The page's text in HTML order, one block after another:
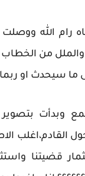
رام الله ووصلت
من الخطاب
ما سيحدث او
وبدأت
القادم،اغلب
قضيتنا